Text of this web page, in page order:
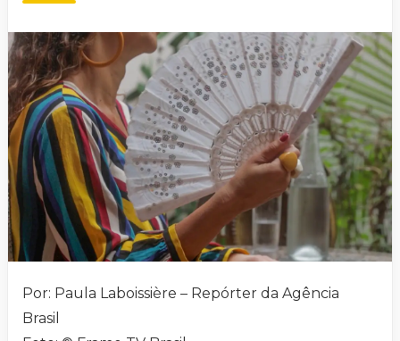
Por: Paula Laboissière – Repórter da Agência
Brasil